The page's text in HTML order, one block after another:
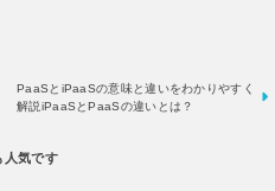
PaaSとiPaaSの意味と違いをわかりやすく
解説iPaaSとPaaSの違いとは？